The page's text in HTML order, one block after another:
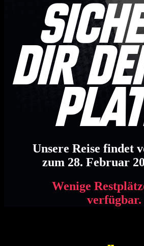
dir
Unsere Reise findet
zum 28. Februar
Wenige
verfügbar.